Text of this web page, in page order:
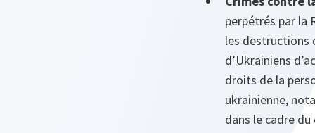
perpétrés par la
les destructions
d’Ukrainiens
droits de la
ukrainienne,
dans le cadre